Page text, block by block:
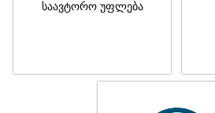
საავტორო უფლება